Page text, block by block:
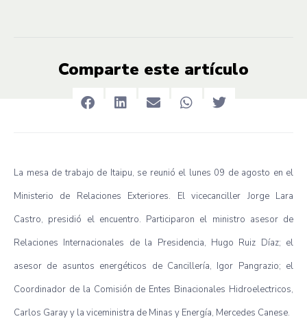
Comparte este artículo
La mesa de trabajo de Itaipu, se reunió el lunes 09 de agosto en el
Ministerio de Relaciones Exteriores. El vicecanciller Jorge Lara
Castro, presidió el encuentro. Participaron el ministro asesor de
Relaciones Internacionales de la Presidencia, Hugo Ruiz Díaz; el
asesor de asuntos energéticos de Cancillería, Igor Pangrazio; el
Coordinador de la Comisión de Entes Binacionales Hidroelectricos,
Carlos Garay y la viceministra de Minas y Energía, Mercedes Canese.